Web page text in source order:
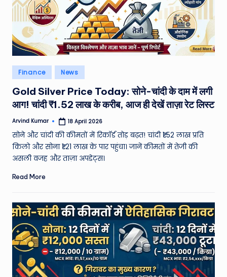
o
rl
d
Posted
in
Finance News
Gold Silver Price Today: सोने-चांदी के दाम में लगी
आग! चांदी ₹1.52 लाख के करीब, आज ही देखें ताज़ा रेट लिस्ट
Posted
by
Arvind Kumar 18 April 2026
सोने और चांदी की कीमतों में रिकॉर्ड तोड़ बढ़त! चांदी ₹1.52 लाख प्रति
किलो और सोना ₹1.21 लाख के पार पहुंचा। जानें कीमतों में तेजी की
असली वजह और ताज़ा अपडेट्स।
Read More